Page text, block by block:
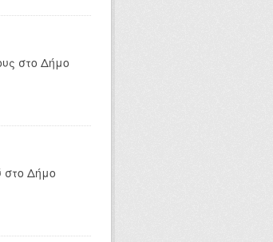
στο Δήμο
στο Δήμο